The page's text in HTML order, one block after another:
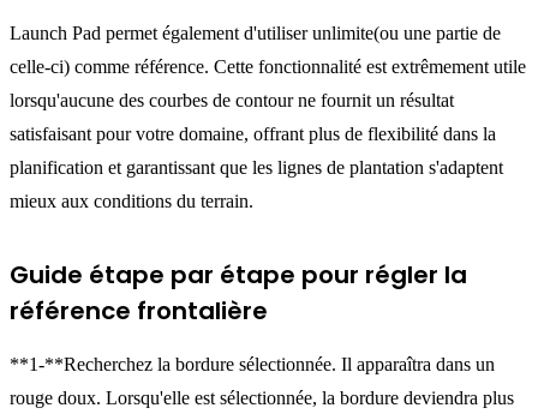
Launch Pad permet également d'utiliser unlimite(ou une partie de
celle-ci) comme référence. Cette fonctionnalité est extrêmement utile
lorsqu'aucune des courbes de contour ne fournit un résultat
satisfaisant pour votre domaine, offrant plus de flexibilité dans la
planification et garantissant que les lignes de plantation s'adaptent
mieux aux conditions du terrain.
Guide étape par étape pour régler la
référence frontalière
**1-**Recherchez la bordure sélectionnée. Il apparaîtra dans un
rouge doux. Lorsqu'elle est sélectionnée, la bordure deviendra plus